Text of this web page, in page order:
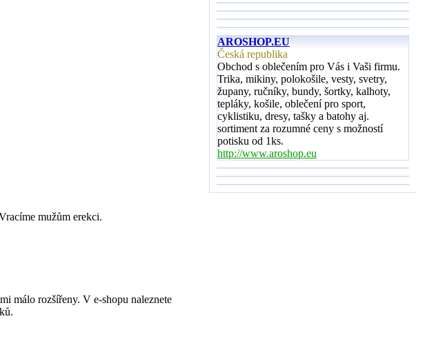
mužům erekci.
málo rozšířeny. V e-shopu naleznete
AROSHOP.EU
Česká republika
Obchod s oblečením pro Vás i Vaši firmu.
Trika, mikiny, polokošile, vesty, svetry,
župany, ručníky, bundy, šortky, kalhoty,
tepláky, košile, oblečení pro sport,
cyklistiku, dresy, tašky a batohy aj.
sortiment za rozumné ceny s možností
potisku od 1ks.
http://www.aroshop.eu